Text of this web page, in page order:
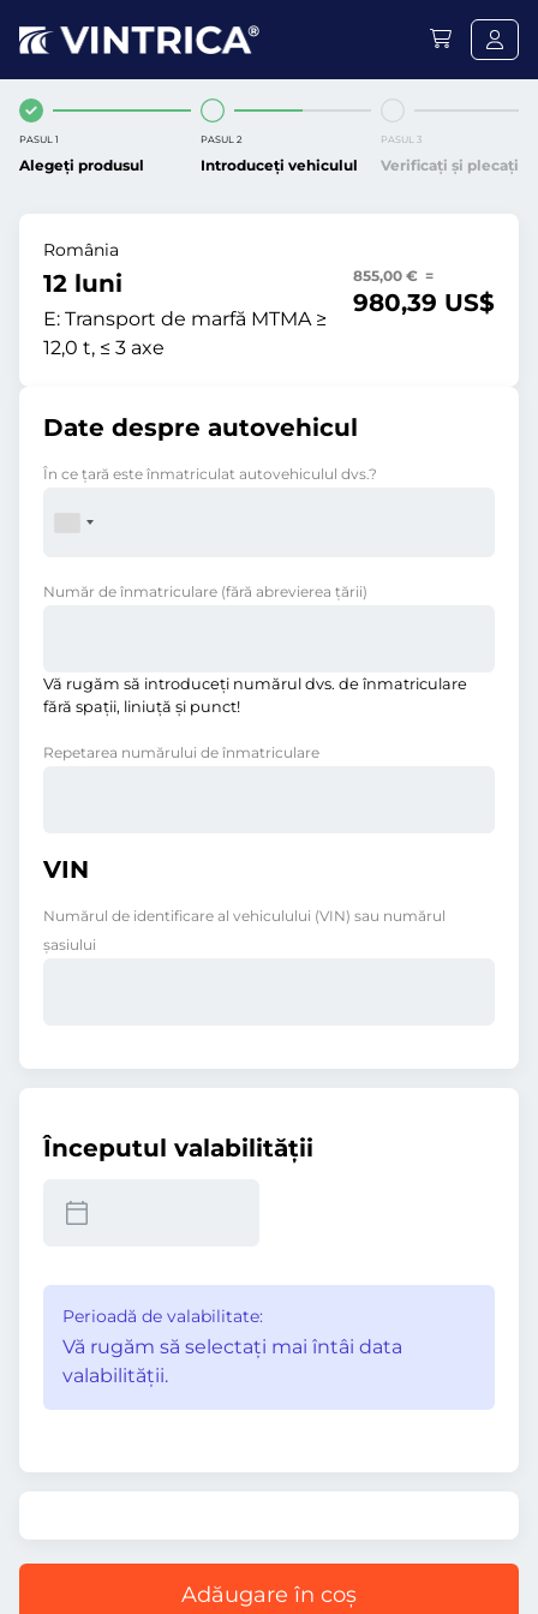
PASUL 1
Alegeți produsul
PASUL 2
Introduceți vehiculul
PASUL 3
Verificați și plecați
România
12 luni
E: Transport de marfă MTMA ≥
12,0 t, ≤ 3 axe
855,00 € =
980,39 US$
Date despre autovehicul
În ce ţară este înmatriculat autovehiculul dvs.?
Număr de înmatriculare (fără abrevierea ţării)
Vă rugăm să introduceţi numărul dvs. de înmatriculare
fără spații, liniuţă și punct!
Repetarea numărului de înmatriculare
VIN
Numărul de identificare al vehiculului (VIN) sau numărul
șasiului
Începutul valabilităţii
Perioadă de valabilitate:
Vă rugăm să selectaţi mai întâi data
valabilităţii.
Adăugare în coș